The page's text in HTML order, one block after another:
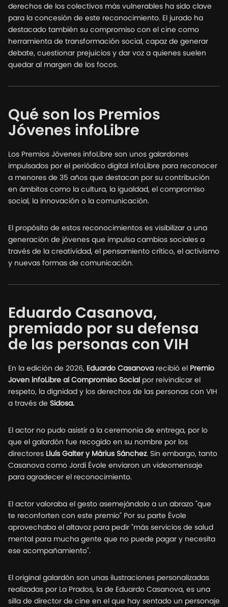
derechos de los colectivos más vulnerables ha sido clave
para la concesión de este reconocimiento. El jurado ha
destacado también su compromiso con el cine como
herramienta de transformación social, capaz de generar
debate, cuestionar prejuicios y dar voz a quienes suelen
quedar al margen de los focos.
Qué son los Premios
Jóvenes infoLibre
Los Premios Jóvenes infoLibre son unos galardones
impulsados por el periódico digital infoLibre para reconocer
a menores de 35 años que destacan por su contribución
en ámbitos como la cultura, la igualdad, el compromiso
social, la innovación o la comunicación.
El propósito de estos reconocimientos es visibilizar a una
generación de jóvenes que impulsa cambios sociales a
través de la creatividad, el pensamiento crítico, el activismo
y nuevas formas de comunicación.
Eduardo Casanova,
premiado por su defensa
de las personas con VIH
En la edición de 2026, Eduardo Casanova recibió el Premio
Joven infoLibre al Compromiso Social por reivindicar el
respeto, la dignidad y los derechos de las personas con VIH
a través de Sidosa.
El actor no pudo asistir a la ceremonia de entrega, por lo
que el galardón fue recogido en su nombre por los
directores Lluís Galter y Màrius Sánchez. Sin embargo, tanto
Casanova como Jordi Évole enviaron un videomensaje
para agradecer el reconocimiento.
El actor valoraba el gesto asemejándolo a un abrazo "que
te reconforten con este premio" Por su parte Évole
aprovechaba el altavoz para pedir "más servicios de salud
mental para mucha gente que no puede pagar y necesita
ese acompañamiento".
El original galardón son unas ilustraciones personalizadas
realizadas por La Prados, la de Eduardo Casanova, es una
silla de director de cine en el que hay sentado un personaje